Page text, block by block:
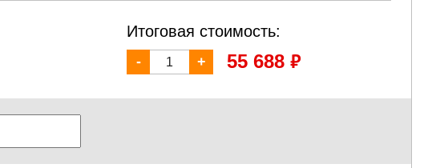
Итоговая стоимость:
- + 55 688 ₽